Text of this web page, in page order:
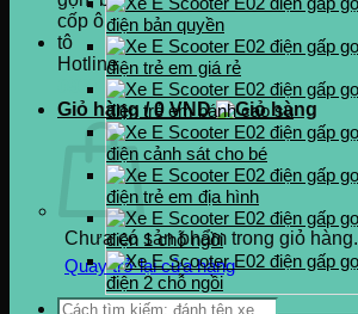
Hotline
0937.222.487
Giỏ hàng /0VND
Chưa có sản phẩm trong giỏ hàng.
Quay trở lại cửa hàng
Tìm
điện bản quyền
điện trẻ em giá rẻ
điện trẻ em bánh cao su
điện cảnh sát cho bé
điện trẻ em địa hình
điện 1 chỗ ngồi
điện 2 chỗ ngồi